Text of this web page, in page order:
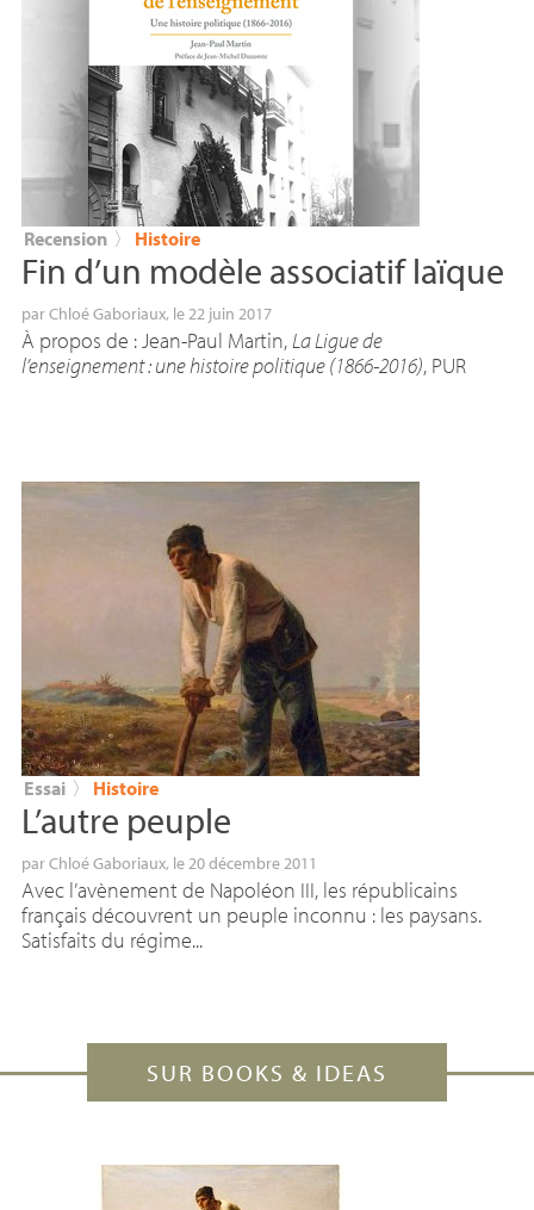
Recension 〉 Histoire
Fin d’un modèle associatif laïque
parChloé Gaboriaux, le 22 juin 2017
À propos de : Jean-Paul Martin,La Ligue de
l’enseignement : une histoire politique (1866-2016), PUR
Essai 〉 Histoire
L’autre peuple
parChloé Gaboriaux, le 20 décembre 2011
Avec l’avènement de Napoléon III, les républicains
français découvrent un peuple inconnu : les paysans.
Satisfaits du régime...
SUR BOOKS & IDEAS